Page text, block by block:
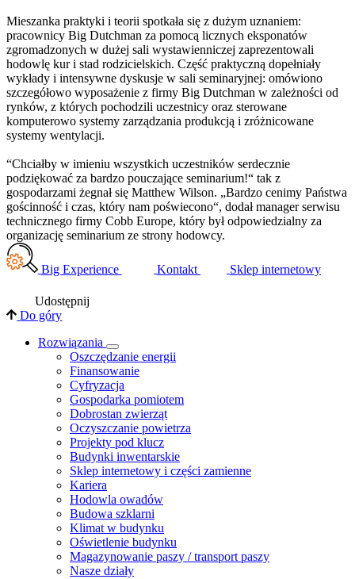
Mieszanka praktyki i teorii spotkała się z dużym uznaniem:
pracownicy Big Dutchman za pomocą licznych eksponatów
zgromadzonych w dużej sali wystawienniczej zaprezentowali
hodowlę kur i stad rodzicielskich. Część praktyczną dopełniały
wykłady i intensywne dyskusje w sali seminaryjnej: omówiono
szczegółowo wyposażenie z firmy Big Dutchman w zależności od
rynków, z których pochodzili uczestnicy oraz sterowane
komputerowo systemy zarządzania produkcją i zróżnicowane
systemy wentylacji.
“Chciałby w imieniu wszystkich uczestników serdecznie
podziękować za bardzo pouczające seminarium!“ tak z
gospodarzami żegnał się Matthew Wilson. „Bardzo cenimy Państwa
gościnność i czas, który nam poświecono“, dodał manager serwisu
technicznego firmy Cobb Europe, który był odpowiedzialny za
organizację seminarium ze strony hodowcy.
Big Experience Kontakt Sklep internetowy
Udostępnij
Do góry
Rozwiązania
​Oszczędzanie energii
Finansowanie
Cyfryzacja
Gospodarka pomiotem
Dobrostan zwierząt
Oczyszczanie powietrza
Projekty pod klucz
Budynki inwentarskie
Sklep internetowy i części zamienne
Kariera
Hodowla owadów
Budowa szklarni
Klimat w budynku
Oświetlenie budynku
Magazynowanie paszy / transport paszy
Nasze działy